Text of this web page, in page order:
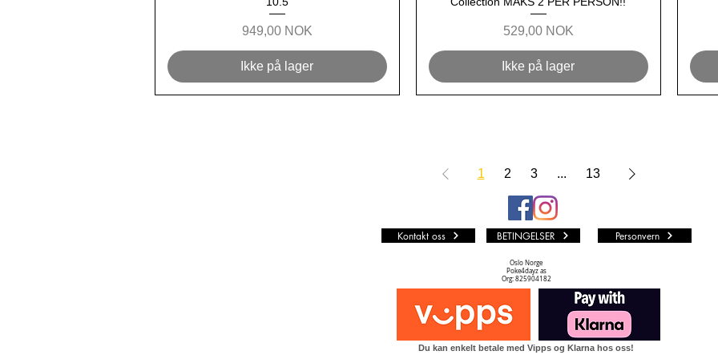
Pris
949,00 NOK
Ikke på lager
Pris
529,00 NOK
Ikke på lager
1 2 3 ... 13
Kontakt oss BETINGELSER Personvern
Oslo Norge
Poke4dayz as
Org: 825904182
Du kan enkelt betale med Vipps og Klarna hos oss!